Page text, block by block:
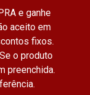
e ganhe
aceito em
fixos.
o produto
preenchida.